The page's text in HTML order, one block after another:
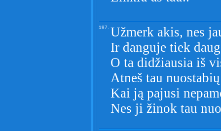
197. Užmerk akis, nes
Ir danguje tiek
O ta didžiausia iš
Atneš tau
Kai ją pajusi
Nes ji žinok tau